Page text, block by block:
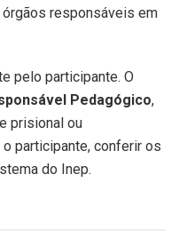
responsáveis em
pelo participante. O
Pedagógico,
prisional ou
participante, conferir os
do Inep.